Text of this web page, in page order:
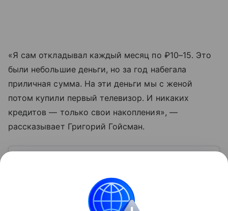
«Я сам откладывал каждый месяц по ₽10–15. Это
были небольшие деньги, но за год набегала
приличная сумма. На эти деньги мы с женой
потом купили первый телевизор. И никаких
кредитов — только свои накопления», —
рассказывает Григорий Гойсман.
Мы используем деньги в повседневной жизни
каждый день, редко задумываясь о них как